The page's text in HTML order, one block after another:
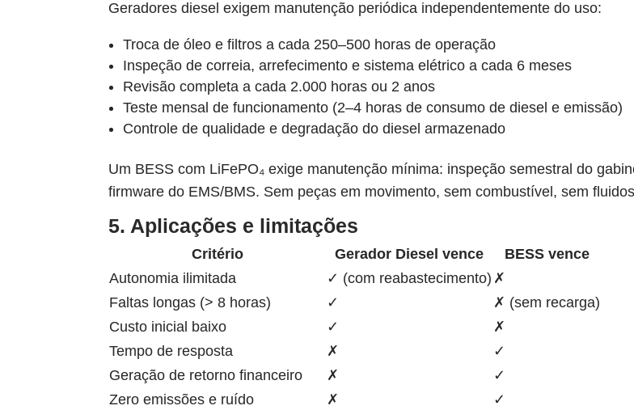
Geradores diesel exigem manutenção periódica independentemente do uso:
Troca de óleo e filtros a cada 250–500 horas de operação
Inspeção de correia, arrefecimento e sistema elétrico a cada 6 meses
Revisão completa a cada 2.000 horas ou 2 anos
Teste mensal de funcionamento (2–4 horas de consumo de diesel e emissão)
Controle de qualidade e degradação do diesel armazenado
Um BESS com LiFePO₄ exige manutenção mínima: inspeção semestral do
firmware do EMS/BMS. Sem peças em movimento, sem combustível, sem
5. Aplicações e limitações
Critério Gerador Diesel vence
BESS vence
Autonomia ilimitada
✓ (com reabastecimento) ✗
Faltas longas (> 8 horas)
✓
✗ (sem recarga)
Custo inicial baixo
✓
✗
Tempo de resposta
✗
✓
Geração de retorno financeiro
✗
✓
Zero emissões e ruído
✗
✓